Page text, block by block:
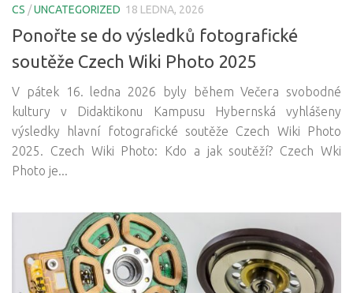
CS /UNCATEGORIZED 18 LEDNA, 2026
Ponořte se do výsledků fotografické
soutěže Czech Wiki Photo 2025
V pátek 16. ledna 2026 byly během Večera svobodné
kultury v Didaktikonu Kampusu Hybernská vyhlášeny
výsledky hlavní fotografické soutěže Czech Wiki Photo
2025. Czech Wiki Photo: Kdo a jak soutěží? Czech Wki
Photo je...